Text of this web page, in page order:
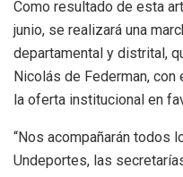
Como resultado de esta
junio, se realizará una
departamental y distrital,
Nicolás de Federman,
la oferta institucional en
“Nos acompañarán todos
Undeportes, las